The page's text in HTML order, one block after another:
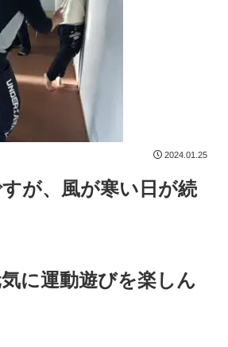
2024.01.25
が、風が寒い日が続
に運動遊びを楽しん